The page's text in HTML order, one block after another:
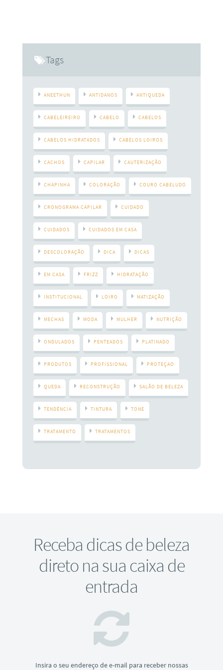
Tags
ANEETHUN ANTIDANOS ANTIQUEDA
CABELEIREIRO CABELO CABELOS
CABELOS HIDRATADOS CABELOS LOIROS
CACHOS CAPILAR CAUTERIZAÇÃO
CHAPINHA COLORAÇÃO COURO CABELUDO
CRONOGRAMA CAPILAR CUIDADO
CUIDADOS CUIDADOS EM CASA
DESCOLORAÇÃO DICA DICAS
EM CASA FRIZZ HIDRATAÇÃO
INSTITUCIONAL LOIRO MATIZAÇÃO
MECHAS MODA MULHER NUTRIÇÃO
ONDULADOS PENTEADOS PLATINADO
PRODUTOS PROFISSIONAL PROTEÇAO
QUEDA RECONSTRUÇÃO SALÃO DE BELEZA
TENDÊNCIA TINTURA TONE
TRATAMENTO TRATAMENTOS
Receba dicas de beleza
direto na sua caixa de
entrada
Insira o seu endereço de e-mail para receber nossas